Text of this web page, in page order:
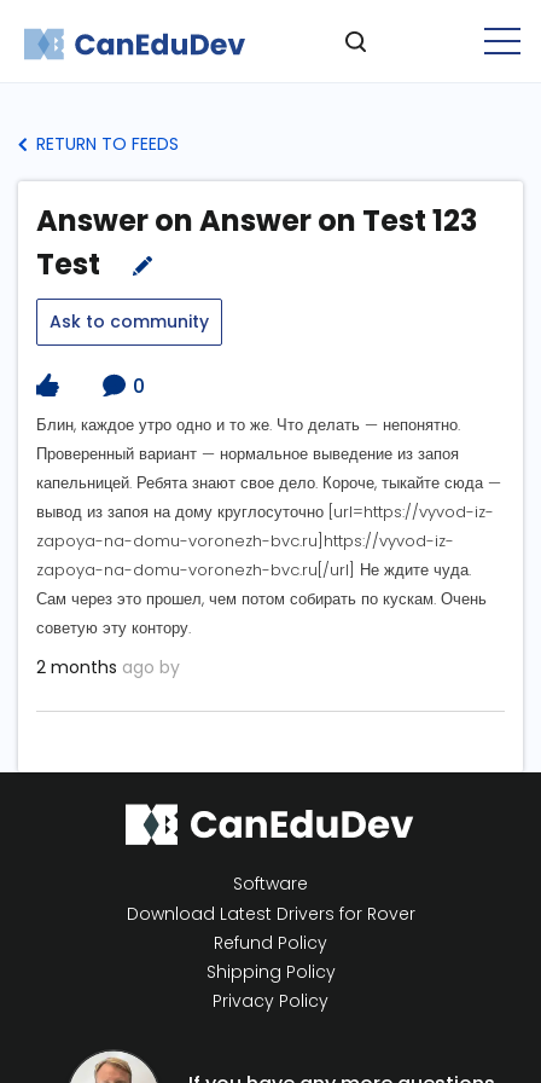
RETURN TO FEEDS
Answer on Answer on Test 123
Test
Ask to community
0
Блин, каждое утро одно и то же. Что делать — непонятно.
Проверенный вариант — нормальное выведение из запоя
капельницей. Ребята знают свое дело. Короче, тыкайте сюда —
вывод из запоя на дому круглосуточно [url=https://vyvod-iz-
zapoya-na-domu-voronezh-bvc.ru]https://vyvod-iz-
zapoya-na-domu-voronezh-bvc.ru[/url] Не ждите чуда.
Сам через это прошел, чем потом собирать по кускам. Очень
советую эту контору.
2 months ago by
Software
Download Latest Drivers for Rover
Refund Policy
Shipping Policy
Privacy Policy